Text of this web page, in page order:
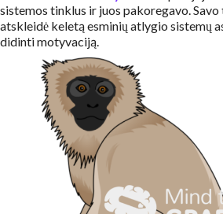
sistemos tinklus ir juos pakoregavo.
atskleidė keletą esminių atlygio sistemų
didinti motyvaciją.